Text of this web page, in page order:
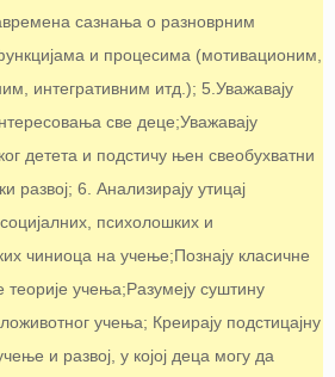
сазнања о разноврним
и процесима (мотивационим,
интегративним итд.); 5.Уважавају
све деце;Уважавају
детета и подстичу њен свеобухватни
развој; 6. Анализирају утицај
психолошких и
чиниоца на учење;Познају класичне
теорије учења;Разумеју суштину
учења; Креирају подстицајну
и развој, у којој деца могу да